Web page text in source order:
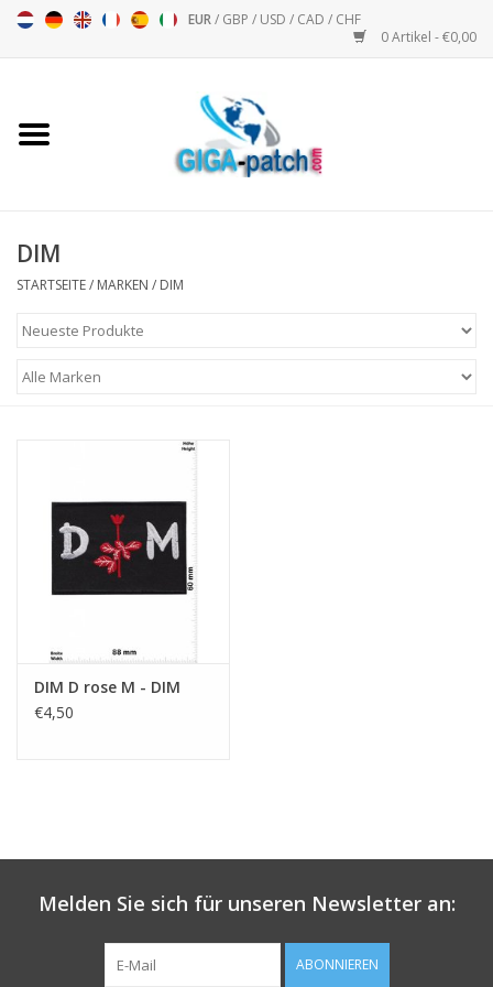
EUR/ GBP / USD / CAD / CHF
0 Artikel - €0,00
Motorsport - Sport
Schlüsselanhänger
Aufkleber
DIM
STARTSEITE/ MARKEN / DIM
DIM D rose M - DIM
€4,50
Melden Sie sich für unseren Newsletter an:
ABONNIEREN